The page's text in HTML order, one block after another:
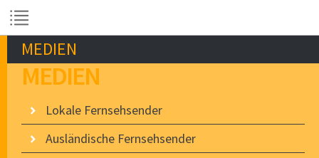
MEDIEN
MEDIEN
Lokale Fernsehsender
Ausländische Fernsehsender